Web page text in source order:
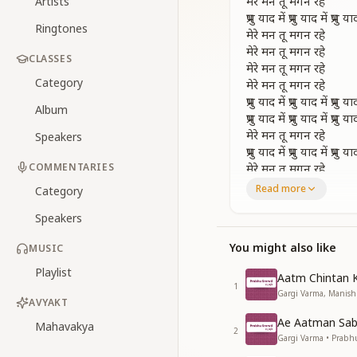
Ringtones
CLASSES
Category
Album
Speakers
COMMENTARIES
Category
Speakers
MUSIC
Playlist
AVYAKT
Mahavakya
प्रभु याद में प्रभु याद में प्रभु
मेरे मन तू मगन रहे
मेरे मन तू मगन रहे
मेरे मन तू मगन रहे
मेरे मन तू मगन रहे
प्रभु याद में प्रभु याद में प्रभु
प्रभु याद में प्रभु याद में प्रभु
मेरे मन तू मगन रहे
प्रभु याद में प्रभु याद में प्रभु
मेरे मन तू मगन रहे
प्रभु याद में प्रभु याद में प्रभु
मेरे मन तू मगन रहे
प्रभु याद में प्रभु याद में प्रभु
मेरे मन तू मगन रहे
खोलकर वो खजाने लूटाता
खोलकर वो खजाने
छोड़ संबंध आनंद पाले अभी
Read more
You might also like
1
Aatm Chintan
Gargi Varma,
2
Ae Aatman
Gargi Varma •